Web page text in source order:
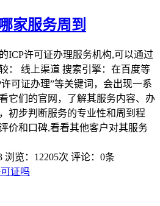
家服务周到
ICP许可证办理服务机构,可以通过
： 线上渠道 搜索引擎：在百度等
可证办理”等关键词，会出现一系
它们的官网，了解其服务内容、办
初步判断服务的专业性和周到程
价和口碑,看看其他客户对其服务
浏览：12205次 评论：0条